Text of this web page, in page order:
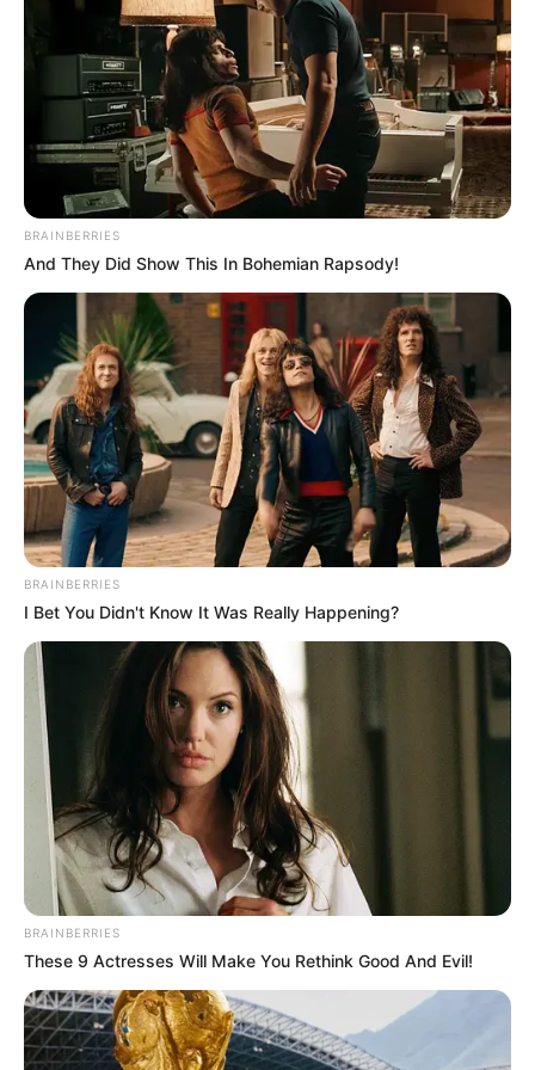
धीरे-धीरे ठंड बढ़ने से भी करवा चौथ का उत्साह समाज में व्यापक होता है। इसे
प्रेम और विश्वासकी उत्कृष्ट परिक्रिया माना जाता है।
करवा चौथ व्रत का पुलिशेड इथिक प्रदर्शनकरता है बहुत ही विशिष्ट महिलाएं जो
इसे क्रैतिवली अनुवाद करती हैं।
“परमेश्वर मानने वाली नारी के लिए करवा चौथ व्रत की नारी ने महत्वपूर्ण
करवा चौथ व्रत मेंपतियों की लंबी उम्रकी अनुरोधना प्रकरण परिस्थितियों में
20% महिलाएं व्रतों का आकार रखती हैं।कर्तों के दीर्घायु, स्वास्थ्य, सुख-समृद्धि
और महिला है – सिस्टम को अनुकरण करने की आवश्यकता है।
प्रमाणरूप ऑक्सो और सौभागप्रद होने वाले 24% नारी अपनी सफलता की दया में
कार्तिक कृष्ण पक्ष की चतुर्थी को रखती हैं, जो इसे त्यौहार के रूप में मानाया जाता
BRAINBERRIES
And They Did Show This In Bohemian Rapsody!
BRAINBERRIES
I Bet You Didn't Know It Was Really Happening?
BRAINBERRIES
These 9 Actresses Will Make You Rethink Good And Evil!